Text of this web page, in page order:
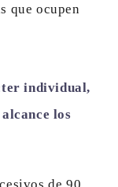
que ocupen
individual,
los